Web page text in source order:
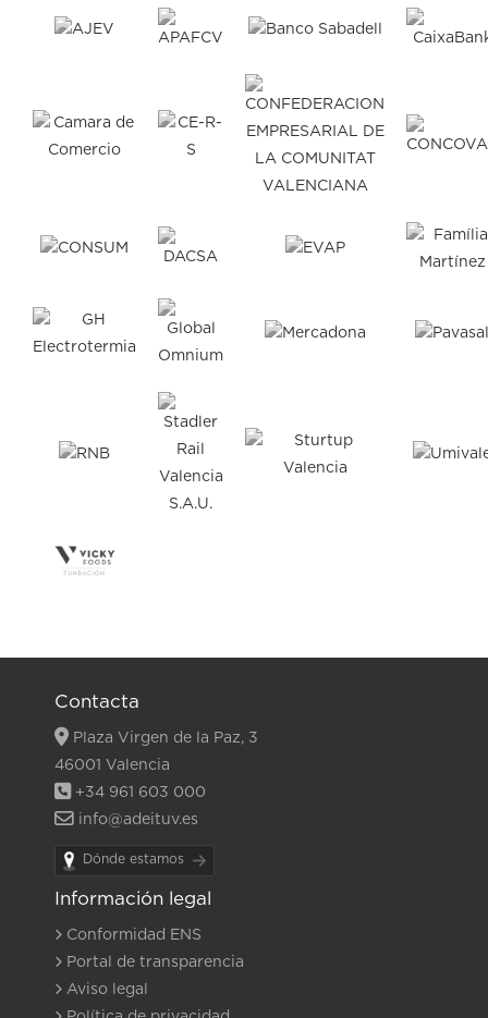
Contacta
Plaza Virgen de la Paz, 3
46001 Valencia
+34 961 603 000
info@adeituv.es
Dónde estamos
Información legal
Conformidad ENS
Portal de transparencia
Aviso legal